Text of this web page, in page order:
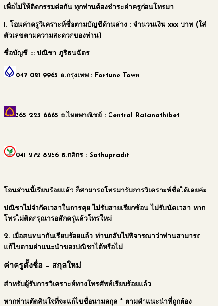
เพื่อไม่ให้ติดกรรมต่อกัน ทุกท่านต้องชำระค่าครูก่อนโทรมา
1. โอนค่าครูวิเคราะห์ชื่อตามบัญชีด้านล่าง : จำนวนเงิน xxx บาท (ใส่
ตัวเลขตามความสะดวกของท่าน)
ชื่อบัญชี ::: ปณิชา ภูริธนฉัตร
047 021 9965 ธ.กรุงเทพ : Fortune Town
365 223 6665 ธ.ไทยพาณิชย์ : Central Ratanathibet
041 272 8256 ธ.กสิกร : Sathupradit
โอนส่วนนี้เรียบร้อยแล้ว ก็สามารถโทรมารับการวิเคราะห์ชื่อได้เลยค่ะ
ปณิชาไม่จำกัดเวลาในการคุย ไม่รับสายเรียกซ้อน ไม่รับนัดเวลา หาก
โทรไม่ติดกรุณารอสักครู่แล้วโทรใหม่
2. เมื่อสนทนากันเรียบร้อยแล้ว ท่านกลับไปพิจารณาว่าท่านสามารถ
แก้ไขตามคำแนะนำของปณิชาได้หรือไม่
ค่าครูตั้งชื่อ – สกุลใหม่
สำหรับผู้รับการวิเคราะห์ทางโทรศัพท์เรียบร้อยแล้ว
หากท่านตัดสินใจที่จะแก้ไขชื่อนามสกุล * ตามคำแนะนำที่ถูกต้อง